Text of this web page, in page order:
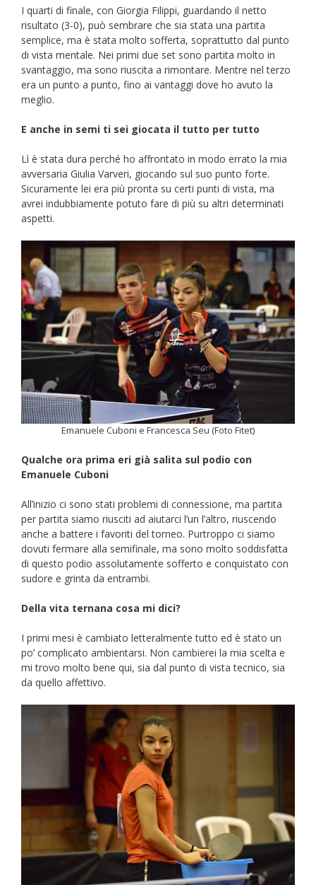
I quarti di finale, con Giorgia Filippi, guardando il netto
risultato (3-0), può sembrare che sia stata una partita
semplice, ma è stata molto sofferta, soprattutto dal punto
di vista mentale. Nei primi due set sono partita molto in
svantaggio, ma sono riuscita a rimontare. Mentre nel terzo
era un punto a punto, fino ai vantaggi dove ho avuto la
meglio.
E anche in semi ti sei giocata il tutto per tutto
Lì è stata dura perché ho affrontato in modo errato la mia
avversaria Giulia Varveri, giocando sul suo punto forte.
Sicuramente lei era più pronta su certi punti di vista, ma
avrei indubbiamente potuto fare di più su altri determinati
aspetti.
Emanuele Cuboni e Francesca Seu (Foto Fitet)
Qualche ora prima eri già salita sul podio con
Emanuele Cuboni
All’inizio ci sono stati problemi di connessione, ma partita
per partita siamo riusciti ad aiutarci l’un l’altro, riuscendo
anche a battere i favoriti del torneo. Purtroppo ci siamo
dovuti fermare alla semifinale, ma sono molto soddisfatta
di questo podio assolutamente sofferto e conquistato con
sudore e grinta da entrambi.
Della vita ternana cosa mi dici?
I primi mesi è cambiato letteralmente tutto ed è stato un
po’ complicato ambientarsi. Non cambierei la mia scelta e
mi trovo molto bene qui, sia dal punto di vista tecnico, sia
da quello affettivo.